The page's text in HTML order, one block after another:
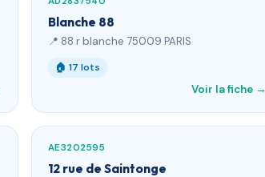
Blanche 88
📍 88 r blanche 75009 PARIS
🏠 17 lots
Voir la fiche →
AE3202595
12 rue de Saintonge